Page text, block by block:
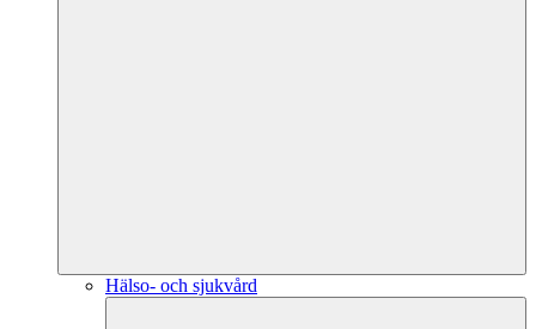
Hälso- och sjukvård